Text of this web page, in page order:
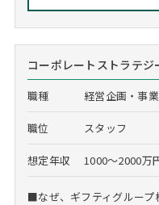
コーポレートストラテジ
職種 経営企画・事
職位 スタッフ
想定年収 1000～2000万
■なぜ、ギフティグループ